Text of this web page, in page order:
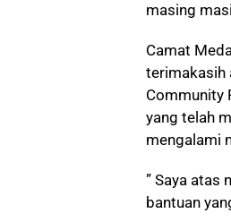
masing
Camat
terimakasih
Community
yang telah
mengalami
” Saya atas
bantuan